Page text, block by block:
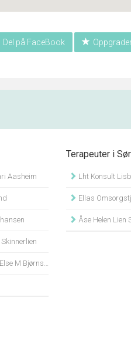
Del på FaceBook
Aasheim
M Bjørnson
Terapeuter i
Lht Konsult
Ellas
Åse Helen Lien